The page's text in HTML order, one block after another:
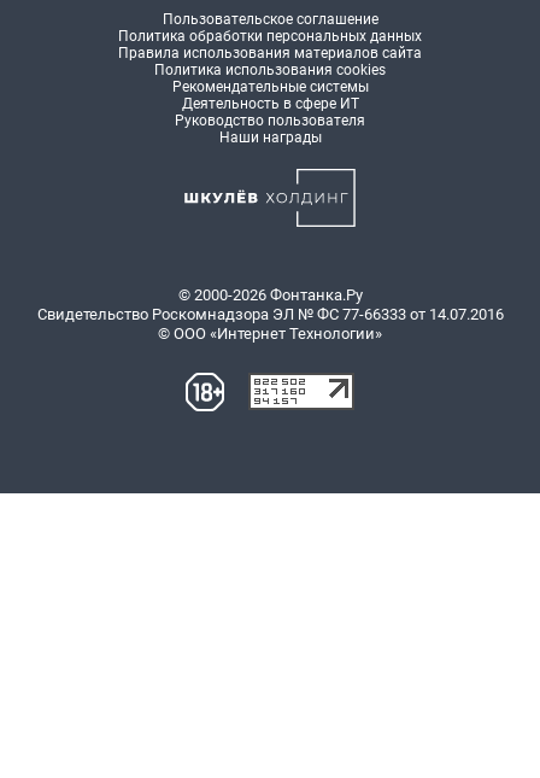
Пользовательское соглашение
Политика обработки персональных данных
Правила использования материалов сайта
Политика использования cookies
Рекомендательные системы
Деятельность в сфере ИТ
Руководство пользователя
Наши награды
© 2000-2026 Фонтанка.Ру
Свидетельство Роскомнадзора ЭЛ № ФС 77-66333 от 14.07.2016
© ООО «Интернет Технологии»